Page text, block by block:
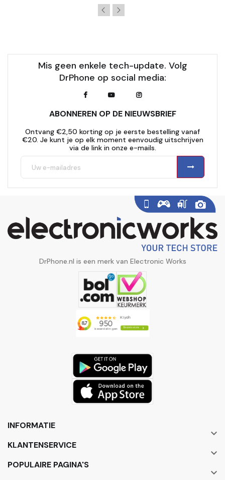
Mis geen enkele tech-update. Volg
DrPhone op social media:
ABONNEREN OP DE NIEUWSBRIEF
Ontvang €2,50 korting op je eerste bestelling vanaf
€20. Je kunt je op elk moment eenvoudig uitschrijven
via de link in onze e-mails.
DrPhone.nl is een merk van Electronic Works
INFORMATIE

KLANTENSERVICE

POPULAIRE PAGINA'S
